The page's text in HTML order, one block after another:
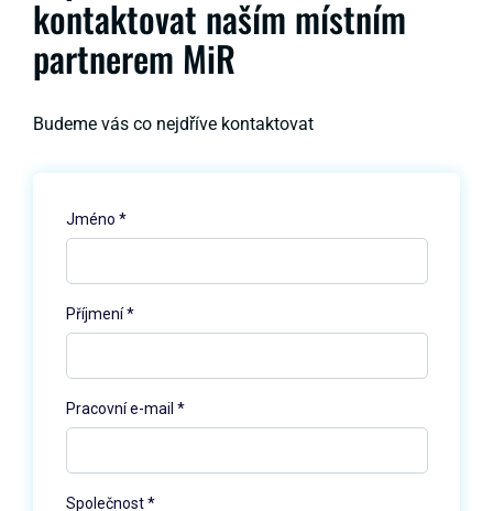
kontaktovat naším místním
partnerem MiR
Budeme vás co nejdříve kontaktovat